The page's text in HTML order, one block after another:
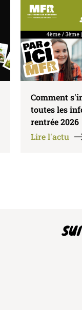
Comment
toutes les
rentrée 2026
Lire l'actu